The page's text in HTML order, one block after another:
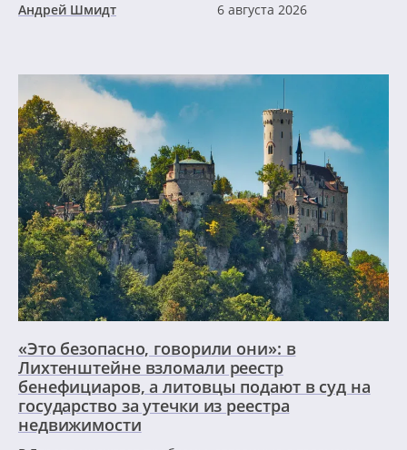
Андрей Шмидт
6 августа 2026
«Это безопасно, говорили они»: в
Лихтенштейне взломали реестр
бенефициаров, а литовцы подают в суд на
государство за утечки из реестра
недвижимости